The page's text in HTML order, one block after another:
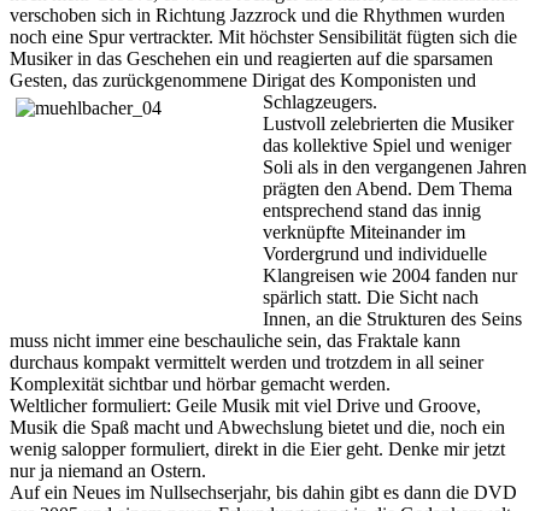
verschoben sich in Richtung Jazzrock und die Rhythmen wurden
noch eine Spur vertrackter. Mit höchster Sensibilität fügten sich die
Musiker in das Geschehen ein und reagierten auf die sparsamen
Gesten, das zurückgenommene Dirigat des Komponisten und
Schlagzeugers.
Lustvoll zelebrierten die Musiker
das kollektive Spiel und weniger
Soli als in den vergangenen Jahren
prägten den Abend. Dem Thema
entsprechend stand das innig
verknüpfte Miteinander im
Vordergrund und individuelle
Klangreisen wie 2004 fanden nur
spärlich statt. Die Sicht nach
Innen, an die Strukturen des Seins
muss nicht immer eine beschauliche sein, das Fraktale kann
durchaus kompakt vermittelt werden und trotzdem in all seiner
Komplexität sichtbar und hörbar gemacht werden.
Weltlicher formuliert: Geile Musik mit viel Drive und Groove,
Musik die Spaß macht und Abwechslung bietet und die, noch ein
wenig salopper formuliert, direkt in die Eier geht. Denke mir jetzt
nur ja niemand an Ostern.
Auf ein Neues im Nullsechserjahr, bis dahin gibt es dann die DVD